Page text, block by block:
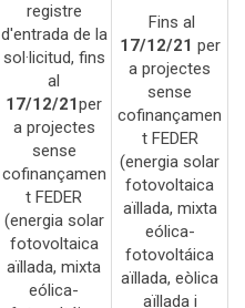
registre
d'entrada de la
sol·licitud, fins
al
17/12/21per
a projectes
sense
cofinançamen
t FEDER
(energia solar
fotovoltaica
aïllada, mixta
eólica-
Fins al
17/12/21 per
a projectes
sense
cofinançamen
t FEDER
(energia solar
fotovoltaica
aïllada, mixta
eólica-
fotovoltáica
aïllada, eòlica
aïllada i